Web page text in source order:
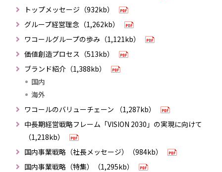
トップメッセージ（932kb）
グループ経営理念（1,262kb）
ワコールグループの歩み（1,121kb）
価値創造プロセス（513kb）
ブランド紹介（1,388kb）
国内
海外
ワコールのバリューチェーン （1,287kb）
中長期経営戦略フレーム「VISION 2030」の実現に向けて
（1,218kb）
国内事業戦略（社長メッセージ）（984kb）
国内事業戦略（特集）（1,295kb）